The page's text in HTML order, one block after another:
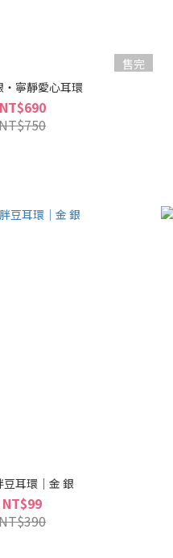
售完
寧靜愛心耳環
豆耳環｜金 銀
NT$99